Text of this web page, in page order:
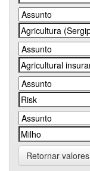
Retornar valores